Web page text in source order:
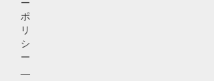
ー
ポ
リ
シ
ー